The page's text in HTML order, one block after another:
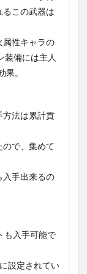
この武器は
性キャラの
装備には主人
。
法は累計貢
で、集めて
手出来るの
も入手可能で
設定されてい